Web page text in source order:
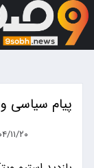
پیام سیاسی
۱۴۰۴/۱۱/۲۰